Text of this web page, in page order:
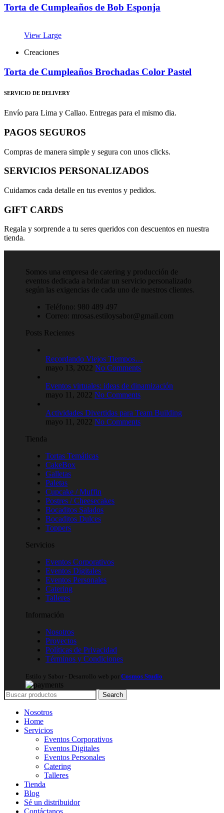
Torta de Cumpleaños de Bob Esponja
View Large
Creaciones
Torta de Cumpleaños Brochadas Color Pastel
SERVICIO DE DELIVERY
Envío para Lima y Callao. Entregas para el mismo dia.
PAGOS SEGUROS
Compras de manera simple y segura con unos clicks.
SERVICIOS PERSONALIZADOS
Cuidamos cada detalle en tus eventos y pedidos.
GIFT CARDS
Regala y sorprende a tu seres queridos con descuentos en nuestra
tienda.
Somos una empresa de catering y producción de
eventos dedicada a brindar un servicio personalizado
según las exigencias de cada uno de nuestros clientes.
Teléfono: 980 489 497
Correo: mrosas.estiloysabor@gmail.com
Posts Recientes
Recordando Viejos Tiempos…
mayo 13, 2022 No Comments
Eventos virtuales: ideas de dinamización
mayo 11, 2022 No Comments
Actividades Divertidas para Team Building
mayo 11, 2022 No Comments
Tienda
Tortas Temáticas
CakeBox
Galletas
Paletas
Cupcake / Muffin
Postres / Cheesecakes
Bocaditos Salados
Bocaditos Dulces
Toppers
Servicios
Eventos Corporativos
Eventos Digitales
Eventos Personales
Catering
Talleres
Información
Nosotros
Proyectos
Políticas de Privacidad
Términos y Condiciones
Estilo y Sabor - Desarrollo web porCosmos Studio
Search
Nosotros
Home
Servicios
Eventos Corporativos
Eventos Digitales
Eventos Personales
Catering
Talleres
Tienda
Blog
Sé un distribuidor